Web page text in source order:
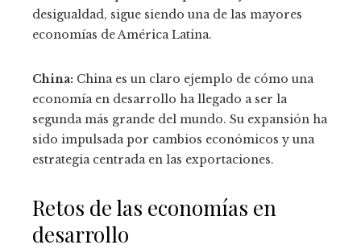
desigualdad, sigue siendo una de las mayores
economías de América Latina.
China: China es un claro ejemplo de cómo una
economía en desarrollo ha llegado a ser la
segunda más grande del mundo. Su expansión ha
sido impulsada por cambios económicos y una
estrategia centrada en las exportaciones.
Retos de las economías en
desarrollo